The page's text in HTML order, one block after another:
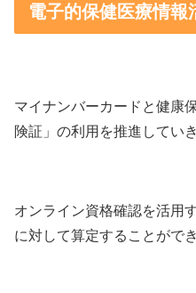
電子的保健医療情報
マイナンバーカードと健康
険証」の利用を推進してい
オンライン資格確認を活用
に対して算定することができ